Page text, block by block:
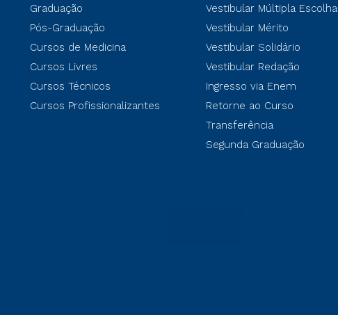
Graduação
Pós-Graduação
Cursos de Medicina
Cursos Livres
Cursos Técnicos
Cursos Profissionalizantes
Vestibular Múltipla Escolha
Vestibular Mérito
Vestibular Solidário
Vestibular Redação
Ingresso via Enem
Retorne ao Curso
Transferência
Segunda Graduação